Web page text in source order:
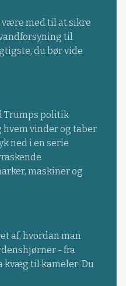
med til at sikre
til
du bør vide
Trumps politik
vinder og taber
ned i en serie
maskiner og
af, hvordan man
- fra
kvæg til kameler: Du